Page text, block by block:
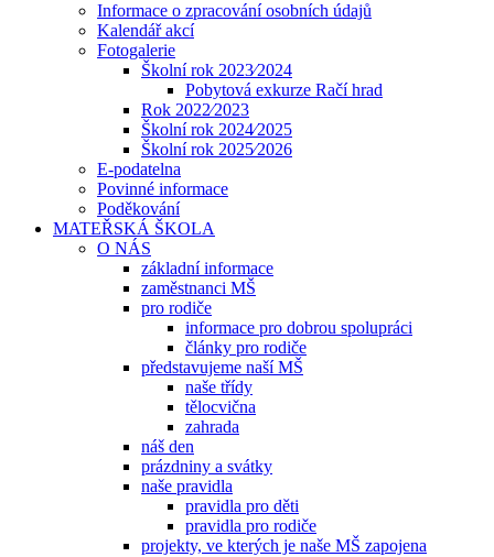
Informace o zpracování osobních údajů
Kalendář akcí
Fotogalerie
Školní rok 2023⁄2024
Pobytová exkurze Račí hrad
Rok 2022⁄2023
Školní rok 2024⁄2025
Školní rok 2025⁄2026
E-podatelna
Povinné informace
Poděkování
MATEŘSKÁ ŠKOLA
O NÁS
základní informace
zaměstnanci MŠ
pro rodiče
informace pro dobrou spolupráci
články pro rodiče
představujeme naší MŠ
naše třídy
tělocvična
zahrada
náš den
prázdniny a svátky
naše pravidla
pravidla pro děti
pravidla pro rodiče
projekty, ve kterých je naše MŠ zapojena